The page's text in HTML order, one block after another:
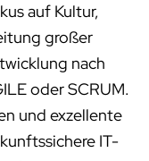
auf Kultur,
großer
nach
oder SCRUM.
und exzellente
IT-